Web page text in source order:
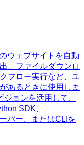
ウェブサイトを自動
、ファイルダウンロ
フロー実行など、ユ
あるときに使用しま
ョンを活用して、
SDK、
バー、またはCLIを